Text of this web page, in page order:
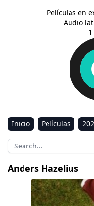
Películas en
Audio
Inicio Películas
Aventura
Ciencia
Sci-Fi & Fantasy
Anders Hazelius
Forever